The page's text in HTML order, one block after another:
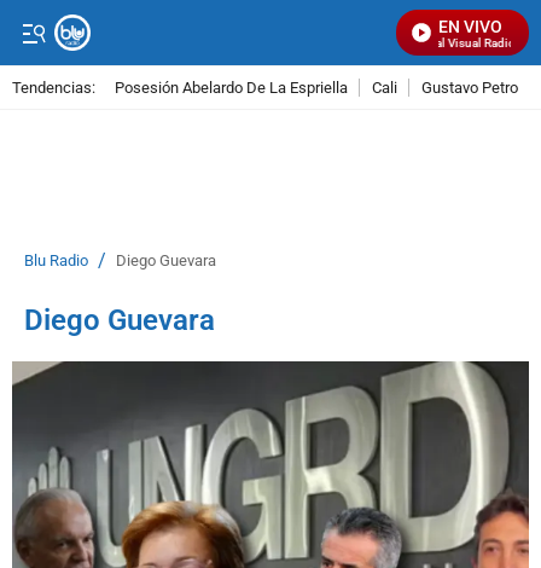
EN VIVO
Señal Visual Radio
Tendencias: Posesión Abelardo De La Espriella Cali Gustavo Petro
Blu Radio / Diego Guevara
Diego Guevara